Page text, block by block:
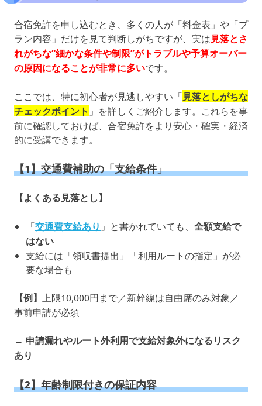
合宿免許を申し込むとき、多くの人が「料金表」や「プ
ラン内容」だけを見て判断しがちですが、実は 見落とさ
れがちな“細かな条件や制限”がトラブルや予算オーバー
の原因になることが非常に多いです。
ここでは、特に初心者が見逃しやすい「 見落としがちな
チェックポイント 」を詳しくご紹介します。これらを事
前に確認しておけば、合宿免許をより安心・確実・経済
的に受講できます。
【1】交通費補助の「支給条件」
【よくある見落とし】
「交通費支給あり 」と書かれていても、 全額支給で
はない
支給には「領収書提出」「利用ルートの指定」が必
要な場合も
【例】
上限10,000円まで／新幹線は自由席のみ対象／
事前申請が必須
→ 申請漏れやルート外利用で支給対象外になるリスク
あり
【2】年齢制限付きの保証内容